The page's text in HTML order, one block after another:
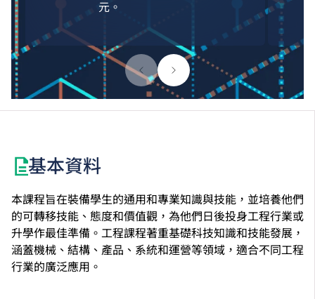
元。
基本資料
本課程旨在裝備學生的通用和專業知識與技能，並培養他們
的可轉移技能、態度和價值觀，為他們日後投身工程行業或
升學作最佳準備。工程課程著重基礎科技知識和技能發展，
涵蓋機械、結構、產品、系統和運營等領域，適合不同工程
行業的廣泛應用。